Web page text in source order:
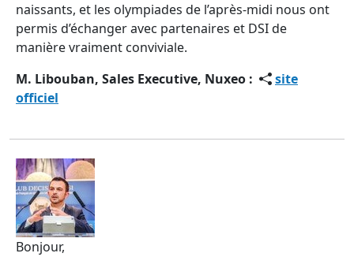
naissants, et les olympiades de l’après-midi nous ont
permis d’échanger avec partenaires et DSI de
manière vraiment conviviale.
M. Libouban, Sales Executive, Nuxeo :
site
officiel
Bonjour,